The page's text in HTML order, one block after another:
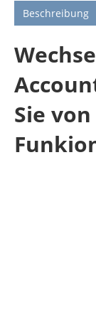
Beschreibung
Sie